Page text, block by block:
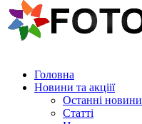
Головна
Новини та акціії
Останні новини
Статті